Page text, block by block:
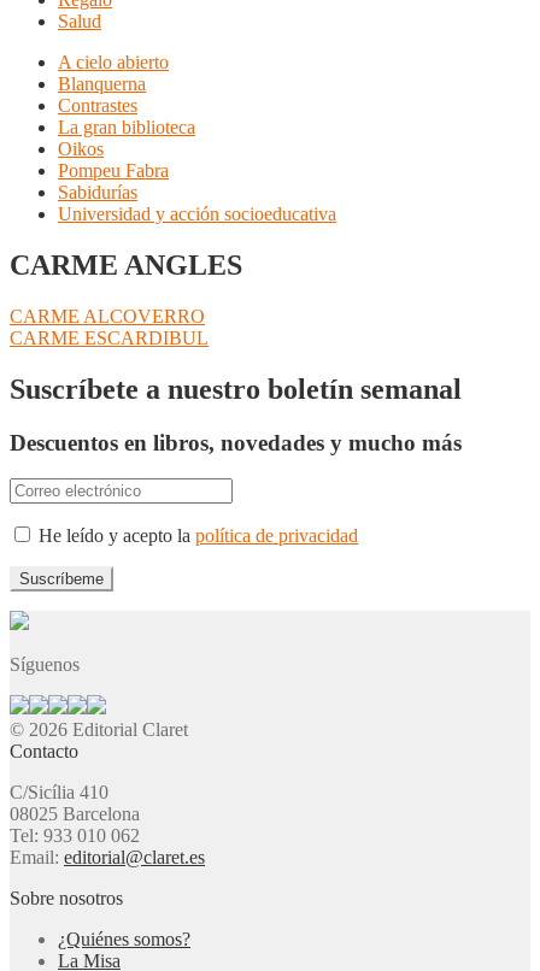
Salud
A cielo abierto
Blanquerna
Contrastes
La gran biblioteca
Oikos
Pompeu Fabra
Sabidurías
Universidad y acción socioeducativa
CARME ANGLES
Navegación
de
entradas
Anterior:
CARME ALCOVERRO
Siguiente:
CARME ESCARDIBUL
Suscríbete a nuestro boletín semanal
Descuentos en libros, novedades y mucho más
He leído y acepto la política de privacidad
Síguenos
© 2026 Editorial Claret
Contacto
C/Sicília 410
08025 Barcelona
Tel: 933 010 062
Email: editorial@claret.es
Sobre nosotros
¿Quiénes somos?
La Misa